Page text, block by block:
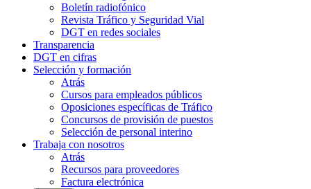
Boletín radiofónico
Revista Tráfico y Seguridad Vial
DGT en redes sociales
Transparencia
DGT en cifras
Selección y formación
Atrás
Cursos para empleados públicos
Oposiciones específicas de Tráfico
Concursos de provisión de puestos
Selección de personal interino
Trabaja con nosotros
Atrás
Recursos para proveedores
Factura electrónica